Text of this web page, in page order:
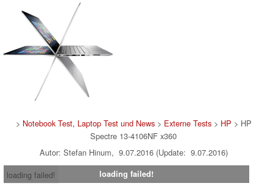
> Notebook Test, Laptop Test und News> Externe Tests> HP > HP
Spectre 13-4106NF x360
Autor: Stefan Hinum, 9.07.2016 (Update: 9.07.2016)
loading failed!
loading failed!